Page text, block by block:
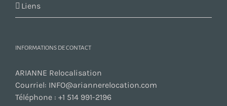
Liens
INFORMATIONS DE CONTACT
ARIANNE Relocalisation
Courriel: INFO@ariannerelocation.com
Téléphone : +1 514 991-2196